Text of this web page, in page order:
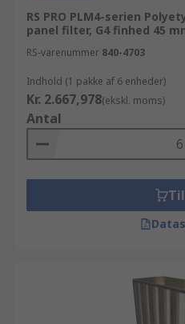
RS PRO PLM4-serien
panel filter, G4 finhed 45
RS-varenummer 840-4703
Indhold (1 pakke af 6 enheder)
Kr. 2.667,978(ekskl. moms)
Antal